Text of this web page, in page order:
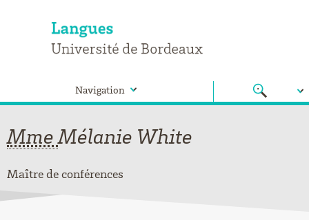
Navigation
MmeMélanie White
Maître de conférences